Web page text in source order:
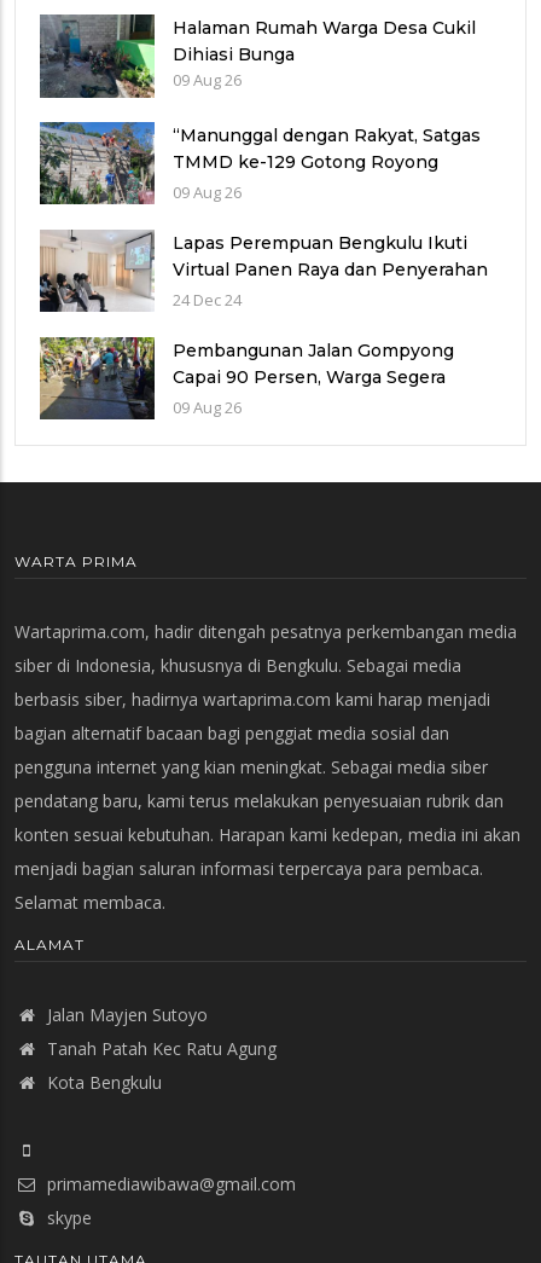
Halaman Rumah Warga Desa Cukil
Dihiasi Bunga
09 Aug 26
“Manunggal dengan Rakyat, Satgas
TMMD ke-129 Gotong Royong
Pasang Genting Rumah Bu Sri”
09 Aug 26
Lapas Perempuan Bengkulu Ikuti
Virtual Panen Raya dan Penyerahan
Bansos Serentak
24 Dec 24
Pembangunan Jalan Gompyong
Capai 90 Persen, Warga Segera
Nikmati Akses Lebih Nyaman
09 Aug 26
WARTA PRIMA
Wartaprima.com, hadir ditengah pesatnya perkembangan media
siber di Indonesia, khususnya di Bengkulu. Sebagai media
berbasis siber, hadirnya wartaprima.com kami harap menjadi
bagian alternatif bacaan bagi penggiat media sosial dan
pengguna internet yang kian meningkat. Sebagai media siber
pendatang baru, kami terus melakukan penyesuaian rubrik dan
konten sesuai kebutuhan. Harapan kami kedepan, media ini akan
menjadi bagian saluran informasi terpercaya para pembaca.
Selamat membaca.
ALAMAT
Jalan Mayjen Sutoyo
Tanah Patah Kec Ratu Agung
Kota Bengkulu
primamediawibawa@gmail.com
skype